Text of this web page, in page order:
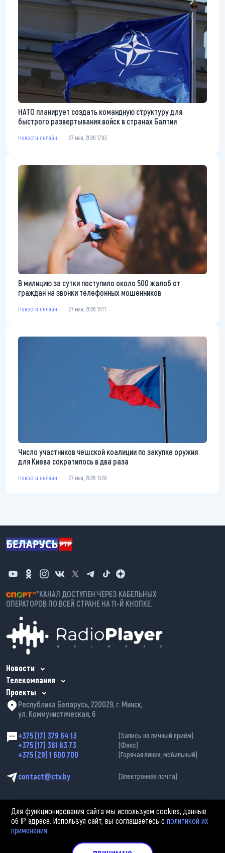
НАТО планирует создать командную структуру для
быстрого развертывания войск в странах Балтии
Новости онлайн 27 мая, 2026 17:03
В милицию за сутки поступило около 500 жалоб от
граждан на звонки телефонных мошенников
Новости онлайн 27 мая, 2026 15:11
Число участников чешской коалиции по закупке оружия
для Киева сократилось в два раза
Новости онлайн 27 мая, 2026 13:28
*КАНАЛ ДОСТУПЕН ЧЕРЕЗ КАБЕЛЬНЫХ
ОПЕРАТОРОВ ПО ВСЕЙ СТРАНЕ НА 11-Й КНОПКЕ.
Новости
Телекомпания
Проекты
Республика Беларусь, 220029, г. Минск,
ул. Коммунистическая, 6
+375 (17) 379 64 13 (Запись на личный приём)
+375 (17) 361 63 73 (Факс)
+375 (29) 1 600 700 (Горячая линия, мобильный)
contact@ctv.by (Электронная почта)
2002—2026 © ЗАО «Столичное телевидение». При любом использовании
материалов активная гиперссылка на «belarus-news.by» обязательна.
Политика обработки персональных данных
Для функционирования сайта мы используем cookies, данные
об IP адресе. Используя сайт, вы соглашаетесь сполитикой их
применения.